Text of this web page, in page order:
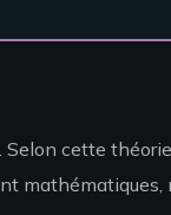
. Selon cette
mathématiques,